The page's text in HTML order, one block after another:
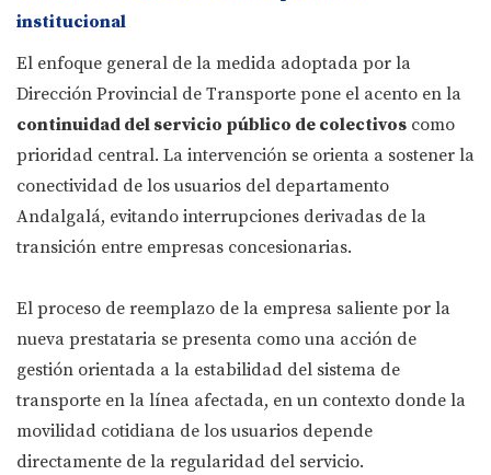
institucional
El enfoque general de la medida adoptada por la
Dirección Provincial de Transporte pone el acento en la
continuidad del servicio público de colectivos como
prioridad central. La intervención se orienta a sostener la
conectividad de los usuarios del departamento
Andalgalá, evitando interrupciones derivadas de la
transición entre empresas concesionarias.
El proceso de reemplazo de la empresa saliente por la
nueva prestataria se presenta como una acción de
gestión orientada a la estabilidad del sistema de
transporte en la línea afectada, en un contexto donde la
movilidad cotidiana de los usuarios depende
directamente de la regularidad del servicio.